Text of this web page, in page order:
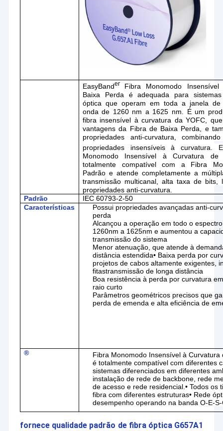
EasyBander
Fibra Monomodo
Baixa Perda é adequada para
óptica que operam em toda a janela de
onda de 1260 nm a 1625 nm. É um
fibra insensível à curvatura da YOFC,
vantagens da Fibra de Baixa Perda, e
propriedades anti-curvatura,
propriedades insensíveis à curvatura.
Monomodo Insensível à Curvatura
totalmente compatível com a Fibra
Padrão e atende completamente a
transmissão multicanal, alta taxa de bits,
propriedades anti-curvatura.
Padrão
IEC 60793-2-50
Características
Possui propriedades avançadas anti-
perda
Alcançou a operação em todo o
1260nm a 1625nm e aumentou a
transmissão do sistema
Menor atenuação, que atende à
distância estendida• Baixa perda por
projetos de cabos altamente exigentes,
fitastransmissão de longa distância
Boa resistência à perda por curvatura
raio curto
Parâmetros geométricos precisos que
perda de emenda e alta eficiência de
®
Fibra Monomodo Insensível à Curvatura
é totalmente compatível com diferentes
sistemas diferenciados em diferentes
instalação de rede de backbone, rede
de acesso e rede residencial. • Todos os
fibra com diferentes estruturas• Rede
desempenho operando na banda O-E-
fornece qualidade padrão de fibra óptica G657A1
empresa de alta
Podemos fornecer
cabo drop FTTH,
cabo interno e
cabo externo. Com